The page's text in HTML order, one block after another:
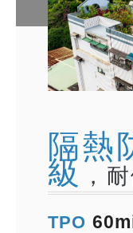
隔熱
級 ，
TPO